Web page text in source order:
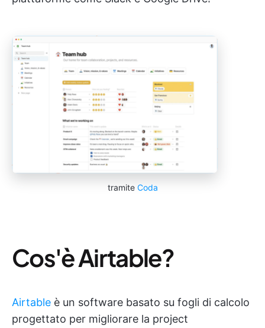
tramite Coda
Cos'è Airtable?
Airtable è un software basato su fogli di calcolo
progettato per migliorare la project